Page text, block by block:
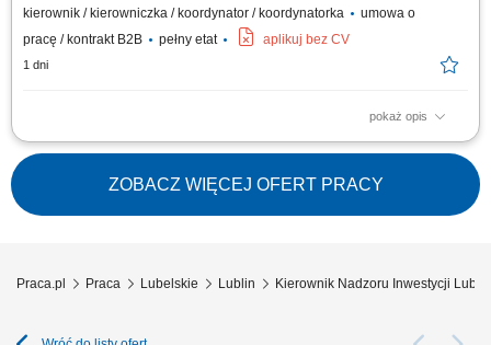
kierownik / kierowniczka / koordynator / koordynatorka
umowa o
pracę / kontrakt B2B
pełny etat aplikuj bez CV
1 dni
pokaż opis
kierowanie i nadzorowanie prac budowlanych zgodnie z dokumentacją
techniczną, harmonogramem i zasadami BHP; kontrola jakości i
terminowości wykonywanych robót; zarządzanie zespołem pracowników
oraz podwykonawcami; optymalizacja technologiczno-materiałowa
realizowanych inwestycji;...
ZOBACZ WIĘCEJ OFERT PRACY
Praca.pl Praca Lubelskie Lublin Kierownik Nadzoru Inwestycji Lublin